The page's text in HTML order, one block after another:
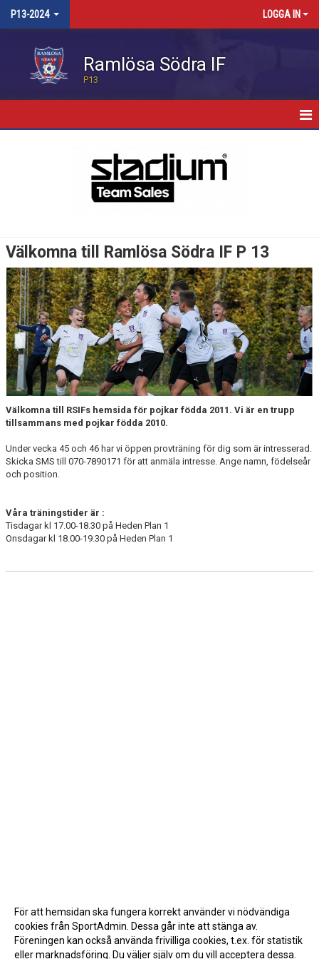
P13-2024 LOGGA IN
Ramlösa Södra IF
P13
BILDGALLERI
KONTAKT
MATCHER
Välkomna till Ramlösa Södra IF P 13
Välkomna till RSIFs hemsida för pojkar födda 2011. Vi är en trupp
tillsammans med pojkar födda 2010.
Under vecka 45 och 46 har vi öppen provträning för dig som är intresserad.
Skicka SMS till 070-7890171 för att anmäla intresse. Ange namn, födelseår
och position.
Våra träningstider är :
Tisdagar kl 17.00-18.30 på Heden Plan 1
Onsdagar kl 18.00-19.30 på Heden Plan 1
För att hemsidan ska fungera korrekt använder vi nödvändiga
cookies från SportAdmin. Dessa går inte att stänga av.
Föreningen kan också använda frivilliga cookies, t.ex. för statistik
eller marknadsföring. Du väljer själv om du vill acceptera dessa.